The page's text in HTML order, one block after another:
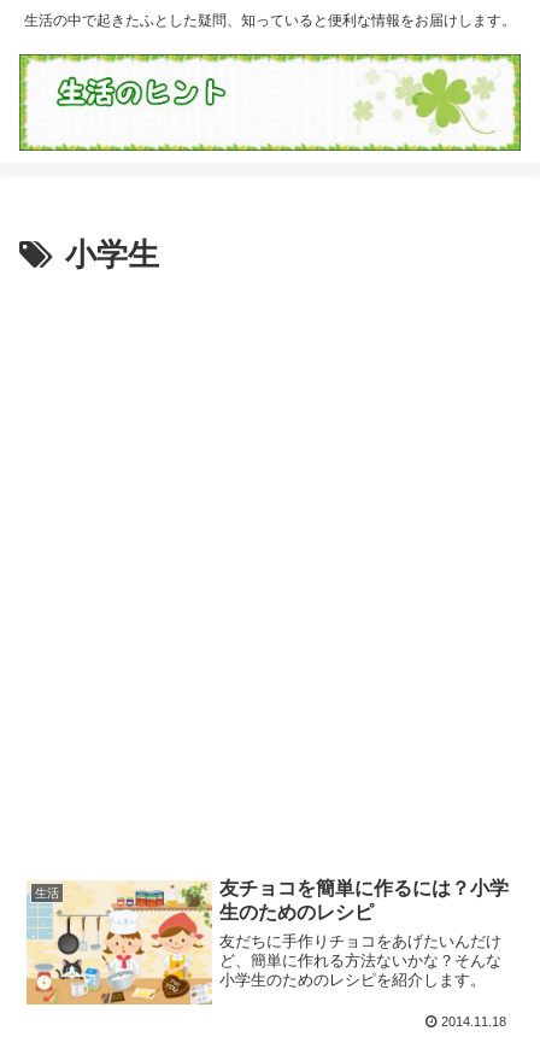
生活の中で起きたふとした疑問、知っていると便利な情報をお届けします。
小学生
生活
友チョコを簡単に作るには？小学
生のためのレシピ
友だちに手作りチョコをあげたいんだけ
ど、簡単に作れる方法ないかな？そんな
小学生のためのレシピを紹介します。
2014.11.18